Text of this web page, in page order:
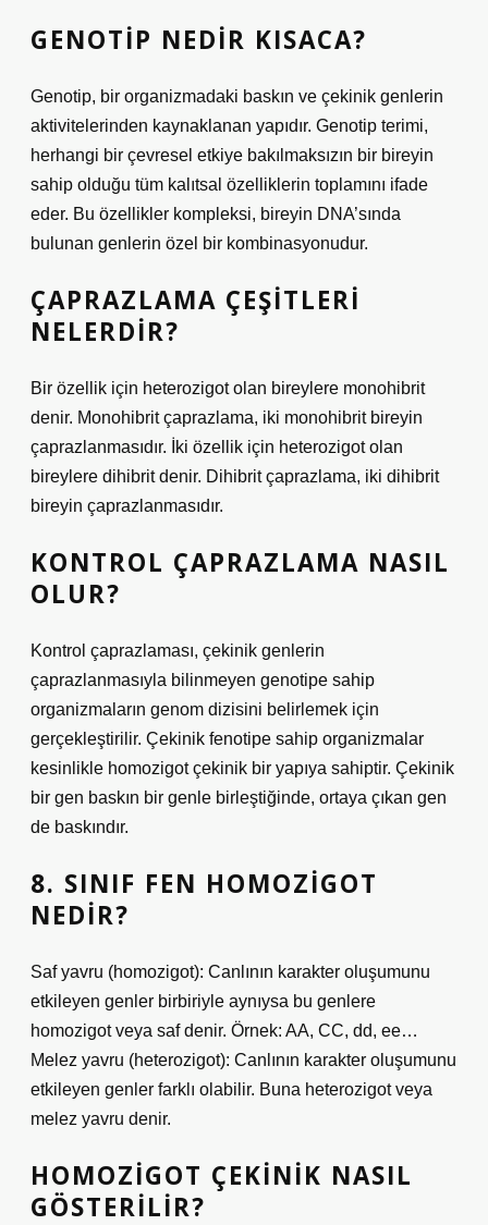
GENOTIP NEDIR KISACA?
Genotip, bir organizmadaki baskın ve çekinik genlerin
aktivitelerinden kaynaklanan yapıdır. Genotip terimi,
herhangi bir çevresel etkiye bakılmaksızın bir bireyin
sahip olduğu tüm kalıtsal özelliklerin toplamını ifade
eder. Bu özellikler kompleksi, bireyin DNA’sında
bulunan genlerin özel bir kombinasyonudur.
ÇAPRAZLAMA ÇEŞITLERI
NELERDIR?
Bir özellik için heterozigot olan bireylere monohibrit
denir. Monohibrit çaprazlama, iki monohibrit bireyin
çaprazlanmasıdır. İki özellik için heterozigot olan
bireylere dihibrit denir. Dihibrit çaprazlama, iki dihibrit
bireyin çaprazlanmasıdır.
KONTROL ÇAPRAZLAMA NASIL
OLUR?
Kontrol çaprazlaması, çekinik genlerin
çaprazlanmasıyla bilinmeyen genotipe sahip
organizmaların genom dizisini belirlemek için
gerçekleştirilir. Çekinik fenotipe sahip organizmalar
kesinlikle homozigot çekinik bir yapıya sahiptir. Çekinik
bir gen baskın bir genle birleştiğinde, ortaya çıkan gen
de baskındır.
8. SINIF FEN HOMOZIGOT
NEDIR?
Saf yavru (homozigot): Canlının karakter oluşumunu
etkileyen genler birbiriyle aynıysa bu genlere
homozigot veya saf denir. Örnek: AA, CC, dd, ee…
Melez yavru (heterozigot): Canlının karakter oluşumunu
etkileyen genler farklı olabilir. Buna heterozigot veya
melez yavru denir.
HOMOZIGOT ÇEKINIK NASIL
GÖSTERILIR?